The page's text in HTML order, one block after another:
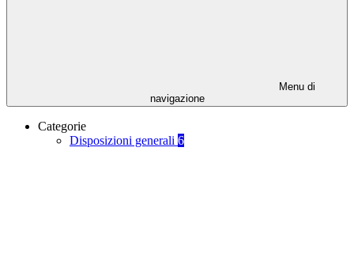
Menu di
navigazione
Categorie
Disposizioni generali 6